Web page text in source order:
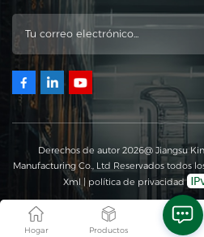
Derechos de autor 2026@ Jiangsu
Manufacturing Co., Ltd Reservados todos
Xml | política de privacidad
Hogar Productos